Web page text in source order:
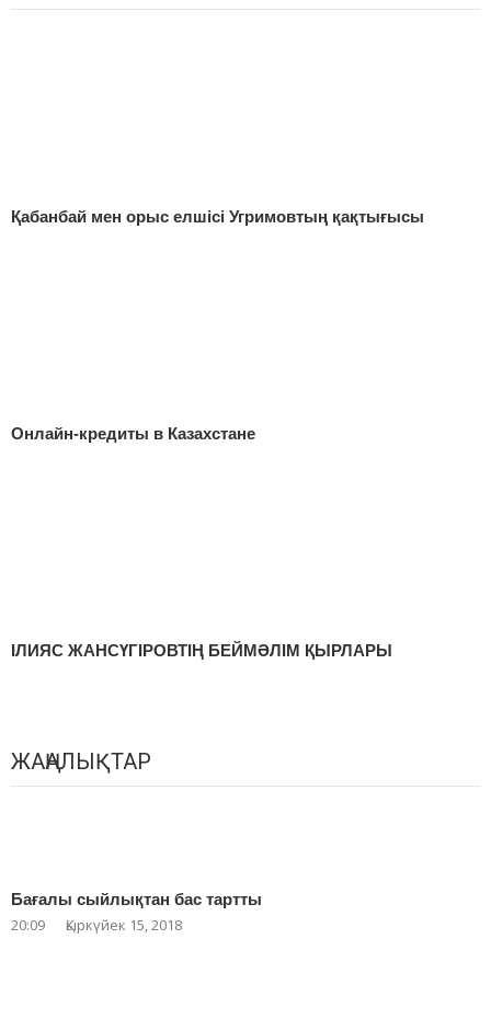
Қабанбай мен орыс елшісі Угримовтың қақтығысы
Онлайн-кредиты в Казахстане
ІЛИЯС ЖАНСҮГІРОВТІҢ БЕЙМӘЛІМ ҚЫРЛАРЫ
ЖАҢАЛЫҚТАР
Бағалы сыйлықтан бас тартты
20:09 Қыркүйек 15, 2018